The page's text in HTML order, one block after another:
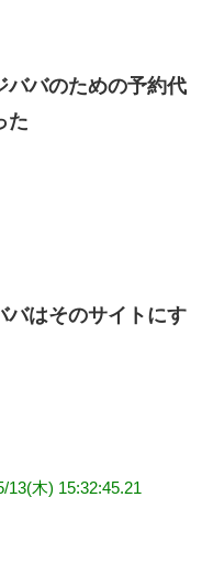
ババのための予約代
た
バはそのサイトにす
13(木) 15:32:45.21